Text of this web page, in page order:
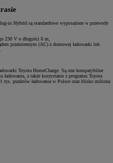
in Hybrid są standardowo wyposażone w przewody
230 V o długości 6 m,
przemiennym (AC) z domowej ładowarki lub
Toyota HomeCharge. Są one kompatybilne
a także korzystanie z programu Toyota
tys. punktów ładowania w Polsce oraz blisko miliona